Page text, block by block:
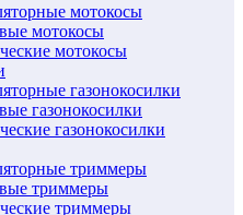
мотокосы
мотокосы
мотокосы
газонокосилки
газонокосилки
газонокосилки
триммеры
триммеры
триммеры